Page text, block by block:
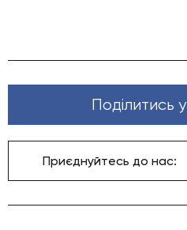
Поділитись у
Приєднуйтесь до нас: